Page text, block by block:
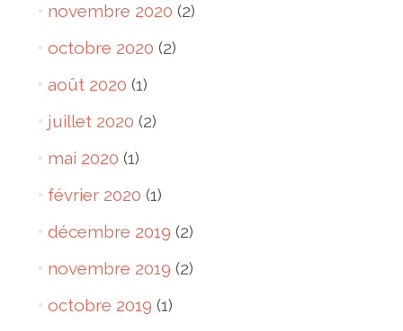
novembre 2020 (2)
octobre 2020 (2)
août 2020 (1)
juillet 2020 (2)
mai 2020 (1)
février 2020 (1)
décembre 2019 (2)
novembre 2019 (2)
octobre 2019 (1)